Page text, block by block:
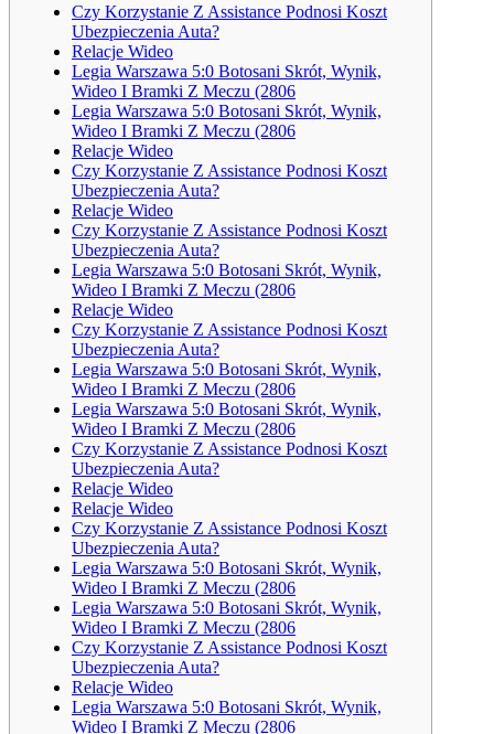
Czy Korzystanie Z Assistance Podnosi Koszt
Ubezpieczenia Auta?
Relacje Wideo
Legia Warszawa 5:0 Botosani Skrót, Wynik,
Wideo I Bramki Z Meczu (2806
Legia Warszawa 5:0 Botosani Skrót, Wynik,
Wideo I Bramki Z Meczu (2806
Relacje Wideo
Czy Korzystanie Z Assistance Podnosi Koszt
Ubezpieczenia Auta?
Relacje Wideo
Czy Korzystanie Z Assistance Podnosi Koszt
Ubezpieczenia Auta?
Legia Warszawa 5:0 Botosani Skrót, Wynik,
Wideo I Bramki Z Meczu (2806
Relacje Wideo
Czy Korzystanie Z Assistance Podnosi Koszt
Ubezpieczenia Auta?
Legia Warszawa 5:0 Botosani Skrót, Wynik,
Wideo I Bramki Z Meczu (2806
Legia Warszawa 5:0 Botosani Skrót, Wynik,
Wideo I Bramki Z Meczu (2806
Czy Korzystanie Z Assistance Podnosi Koszt
Ubezpieczenia Auta?
Relacje Wideo
Relacje Wideo
Czy Korzystanie Z Assistance Podnosi Koszt
Ubezpieczenia Auta?
Legia Warszawa 5:0 Botosani Skrót, Wynik,
Wideo I Bramki Z Meczu (2806
Legia Warszawa 5:0 Botosani Skrót, Wynik,
Wideo I Bramki Z Meczu (2806
Czy Korzystanie Z Assistance Podnosi Koszt
Ubezpieczenia Auta?
Relacje Wideo
Legia Warszawa 5:0 Botosani Skrót, Wynik,
Wideo I Bramki Z Meczu (2806